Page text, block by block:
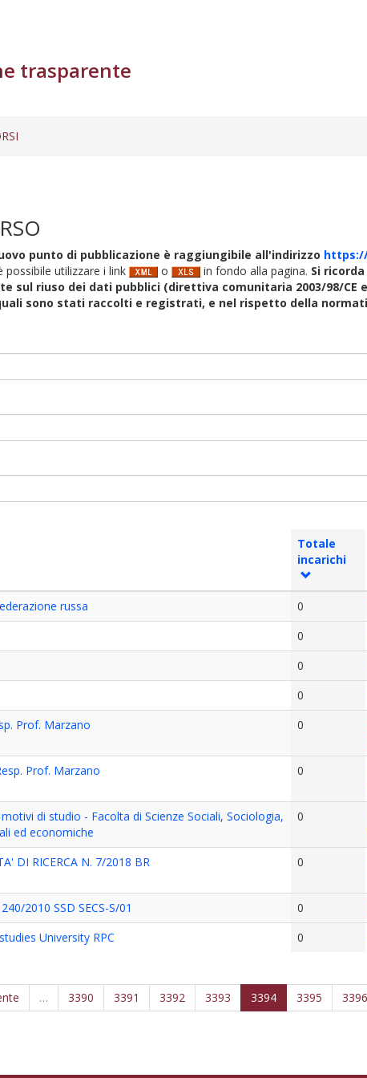
trasparente
punto di pubblicazione è raggiungibile all'indirizzo
possibile utilizzare i link
o in fondo alla pagina. Si
sul riuso dei dati pubblici (direttiva comunitaria 2003/98/CE
sono stati raccolti e registrati, e nel rispetto della
Totale
incarichi
russa
0
0
0
0
Prof. Marzano
0
Prof. Marzano
0
di studio - Facolta di Scienze Sociali, Sociologia,
ed economiche
0
DI RICERCA N. 7/2018 BR
0
2010 SSD SECS-S/01
0
University RPC
0
… 3390 3391 3392 3393 3394 3395 3396